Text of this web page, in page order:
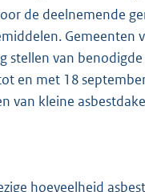
de deelnemende
Gemeenten
stellen van
en met 18
van kleine
hoeveelheid